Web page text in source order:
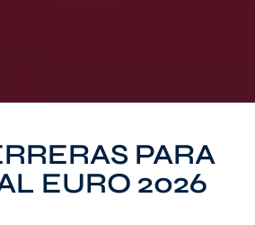
PARA
EURO 2026